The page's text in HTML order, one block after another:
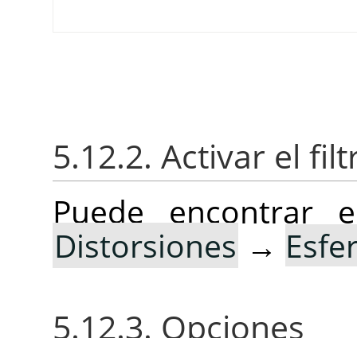
5.12.2. Activar el
Puede
Distorsiones →
5.12.3. Opciones